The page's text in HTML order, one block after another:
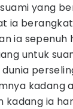
yang
ia
ia sepenuh
untuk
kadang
kadang ia